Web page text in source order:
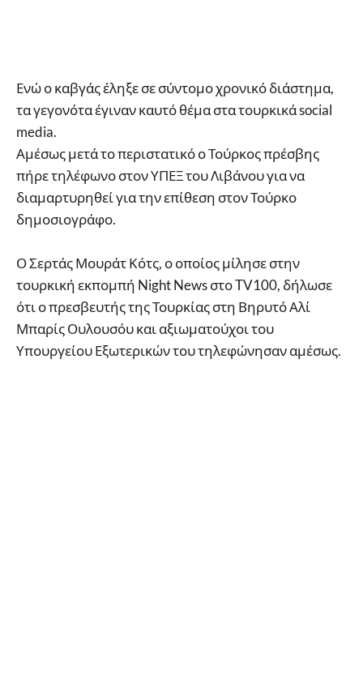
Ενώ ο καβγάς έληξε σε σύντομο χρονικό διάστημα,
τα γεγονότα έγιναν καυτό θέμα στα τουρκικά social
media.
Αμέσως μετά το περιστατικό ο Τούρκος πρέσβης
πήρε τηλέφωνο στον ΥΠΕΞ του Λιβάνου για να
διαμαρτυρηθεί για την επίθεση στον Τούρκο
δημοσιογράφο.
Ο Σερτάς Μουράτ Κότς, ο οποίος μίλησε στην
τουρκική εκπομπή Night News στο TV100, δήλωσε
ότι ο πρεσβευτής της Τουρκίας στη Βηρυτό Αλί
Μπαρίς Ουλουσόυ και αξιωματούχοι του
Υπουργείου Εξωτερικών του τηλεφώνησαν αμέσως.